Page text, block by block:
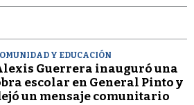
Y EDUCACIÓN
Guerrera inauguró una
escolar en General Pinto y
un mensaje comunitario